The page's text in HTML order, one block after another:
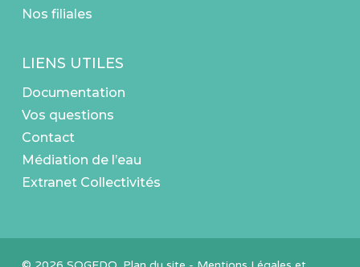
Nos filiales
LIENS UTILES
Documentation
Vos questions
Contact
Médiation de l’eau
Extranet Collectivités